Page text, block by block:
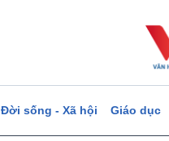
Đời sống - Xã hội Giáo dục